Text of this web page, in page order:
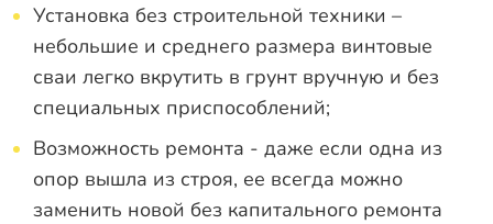
Установка без строительной техники –
небольшие и среднего размера винтовые
сваи легко вкрутить в грунт вручную и без
специальных приспособлений;
Возможность ремонта - даже если одна из
опор вышла из строя, ее всегда можно
заменить новой без капитального ремонта